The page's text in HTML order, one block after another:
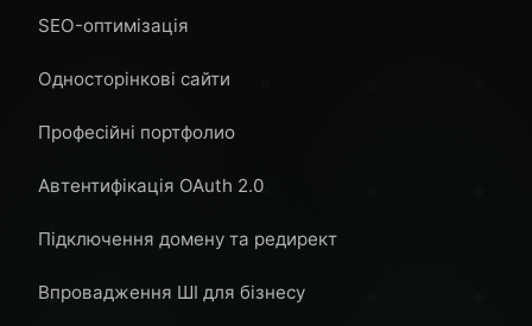
SEO-оптимізація
Односторінкові сайти
Професійні портфолио
Автентифікація OAuth 2.0
Підключення домену та редирект
Впровадження ШІ для бізнесу